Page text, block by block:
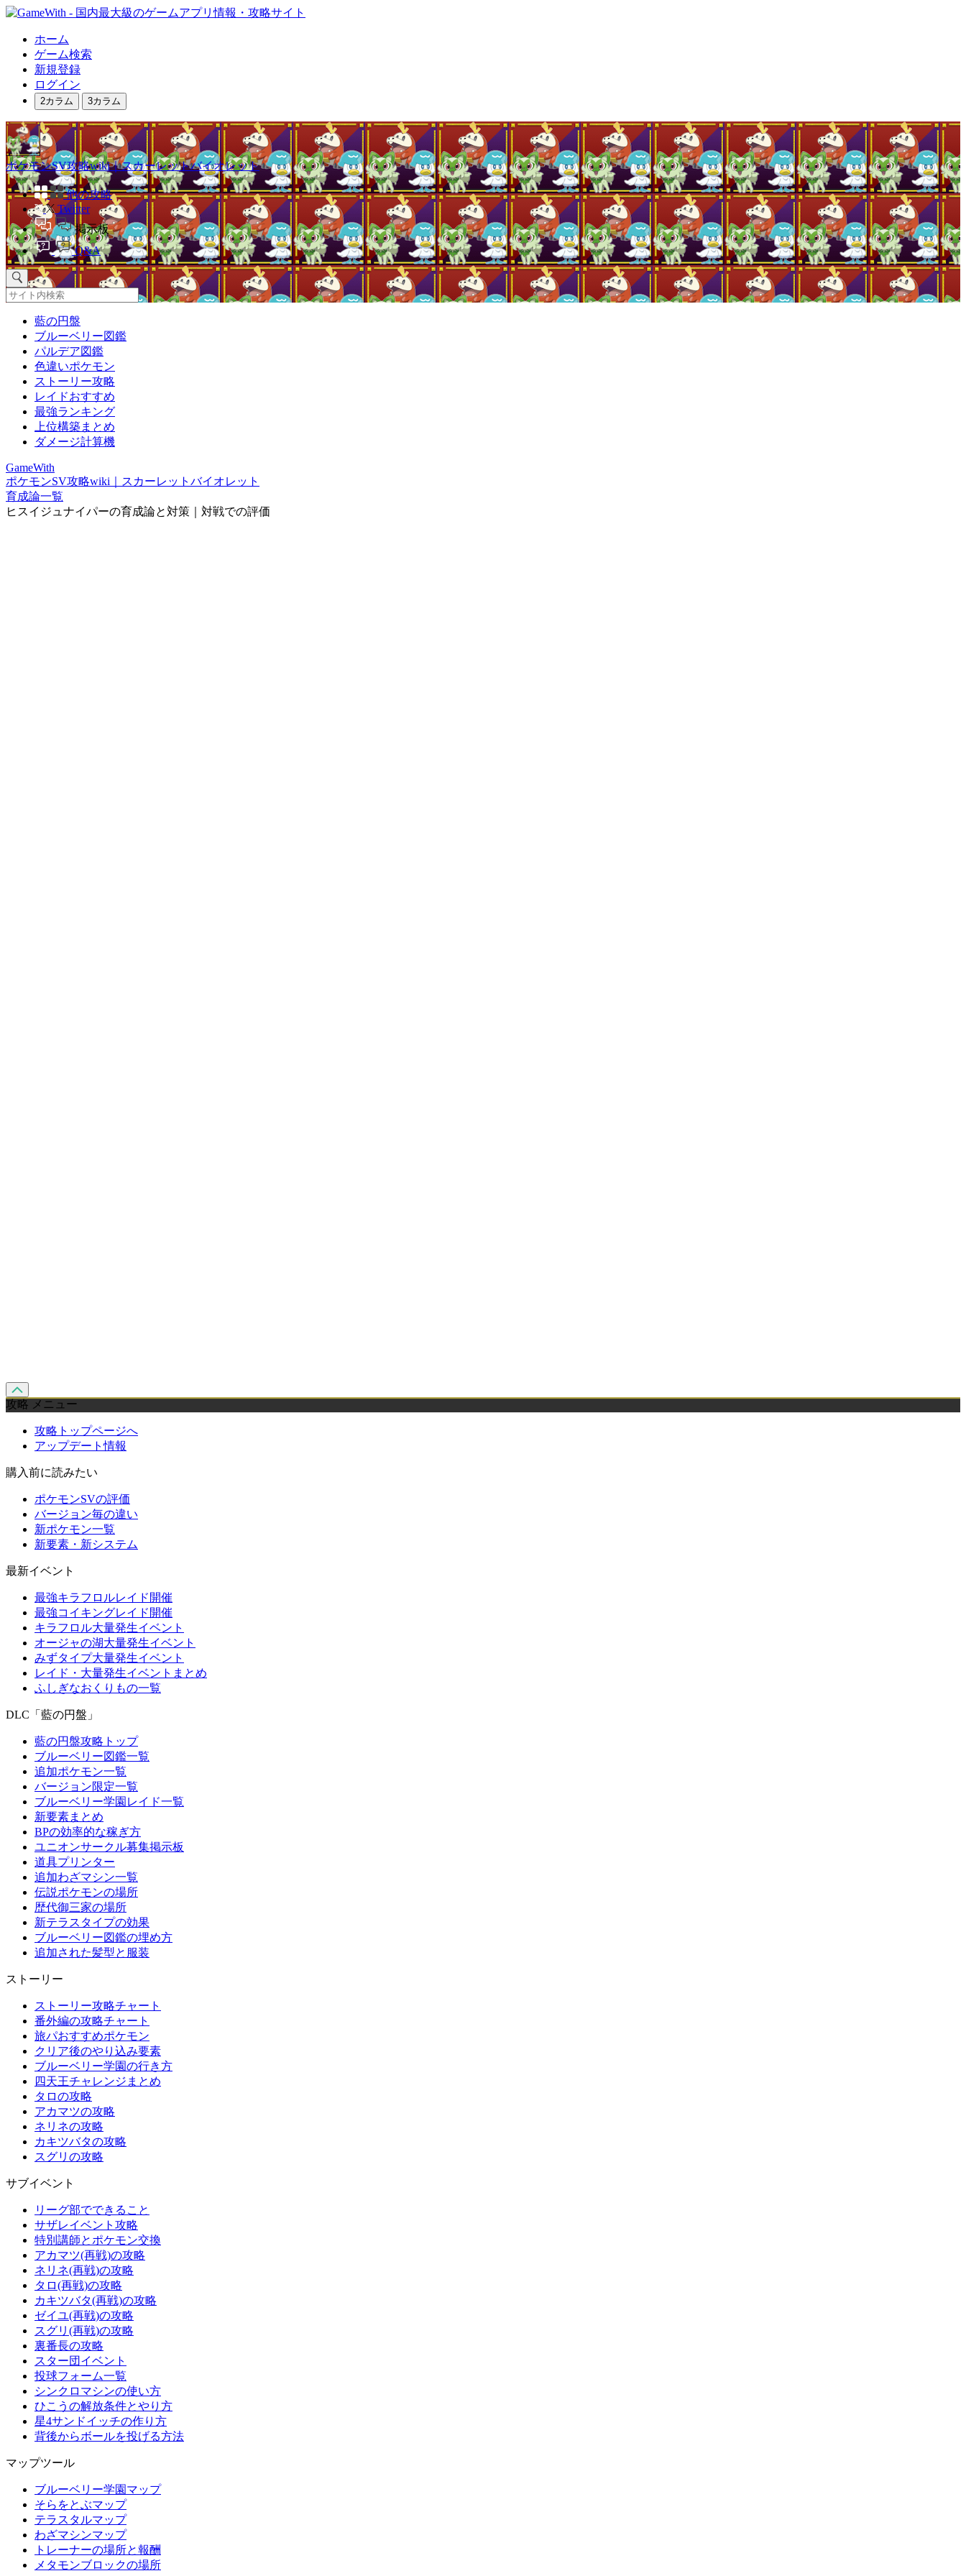
ホーム
ゲーム検索
新規登録
ログイン
2カラム 3カラム
ポケモンSV攻略wiki｜スカーレットバイオレット
他の攻略
Twitter
掲示板
Q&A
藍の円盤
ブルーベリー図鑑
パルデア図鑑
色違いポケモン
ストーリー攻略
レイドおすすめ
最強ランキング
上位構築まとめ
ダメージ計算機
GameWith
ポケモンSV攻略wiki｜スカーレットバイオレット
育成論一覧
ヒスイジュナイパーの育成論と対策｜対戦での評価
攻略 メニュー
攻略トップページへ
アップデート情報
購入前に読みたい
ポケモンSVの評価
バージョン毎の違い
新ポケモン一覧
新要素・新システム
最新イベント
最強キラフロルレイド開催
最強コイキングレイド開催
キラフロル大量発生イベント
オージャの湖大量発生イベント
みずタイプ大量発生イベント
レイド・大量発生イベントまとめ
ふしぎなおくりもの一覧
DLC「藍の円盤」
藍の円盤攻略トップ
ブルーベリー図鑑一覧
追加ポケモン一覧
バージョン限定一覧
ブルーベリー学園レイド一覧
新要素まとめ
BPの効率的な稼ぎ方
ユニオンサークル募集掲示板
道具プリンター
追加わざマシン一覧
伝説ポケモンの場所
歴代御三家の場所
新テラスタイプの効果
ブルーベリー図鑑の埋め方
追加された髪型と服装
ストーリー
ストーリー攻略チャート
番外編の攻略チャート
旅パおすすめポケモン
クリア後のやり込み要素
ブルーベリー学園の行き方
四天王チャレンジまとめ
タロの攻略
アカマツの攻略
ネリネの攻略
カキツバタの攻略
スグリの攻略
サブイベント
リーグ部でできること
サザレイベント攻略
特別講師とポケモン交換
アカマツ(再戦)の攻略
ネリネ(再戦)の攻略
タロ(再戦)の攻略
カキツバタ(再戦)の攻略
ゼイユ(再戦)の攻略
スグリ(再戦)の攻略
裏番長の攻略
スター団イベント
投球フォーム一覧
シンクロマシンの使い方
ひこうの解放条件とやり方
星4サンドイッチの作り方
背後からボールを投げる方法
マップツール
ブルーベリー学園マップ
そらをとぶマップ
テラスタルマップ
わざマシンマップ
トレーナーの場所と報酬
メタモンブロックの場所